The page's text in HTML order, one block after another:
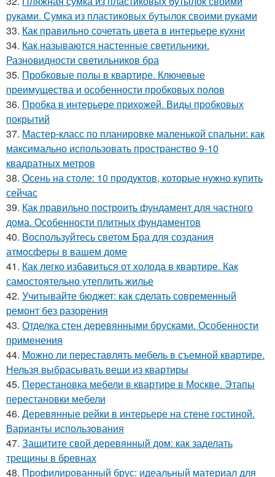
руками. Сумка из пластиковых бутылок своими руками
33. Как правильно сочетать цвета в интерьере кухни
34. Как называются настенные светильники.
Разновидности светильников бра
35. Пробковые полы в квартире. Ключевые
преимущества и особенности пробковых полов
36. Пробка в интерьере прихожей. Виды пробковых
покрытий
37. Мастер-класс по планировке маленькой спальни: как
максимально использовать пространство 9-10
квадратных метров
38. Осень на столе: 10 продуктов, которые нужно купить
сейчас
39. Как правильно построить фундамент для частного
дома. Особенности плитных фундаментов
40. Воспользуйтесь светом Бра для создания
атмосферы в вашем доме
41. Как легко избавиться от холода в квартире. Как
самостоятельно утеплить жилье
42. Учитывайте бюджет: как сделать современный
ремонт без разорения
43. Отделка стен деревянными брусками. Особенности
применения
44. Можно ли переставлять мебель в съемной квартире.
Нельзя выбрасывать вещи из квартиры
45. Перестановка мебели в квартире в Москве. Этапы
перестановки мебели
46. Деревянные рейки в интерьере на стене гостиной.
Варианты использования
47. Защитите свой деревянный дом: как заделать
трещины в бревнах
48. Профилированный брус: идеальный материал для